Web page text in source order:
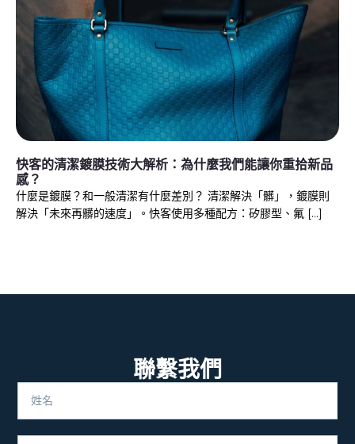
快客的清潔鍍膜技術大解析：為什麼我們能讓你重拾新品
感？
什麼是鍍膜？和一般清潔有什麼差別？ 清潔解決「髒」，鍍膜則
解決「未來再髒的速度」。快客使用多種配方：矽膠型、氟 […]
聯繫我們
Name